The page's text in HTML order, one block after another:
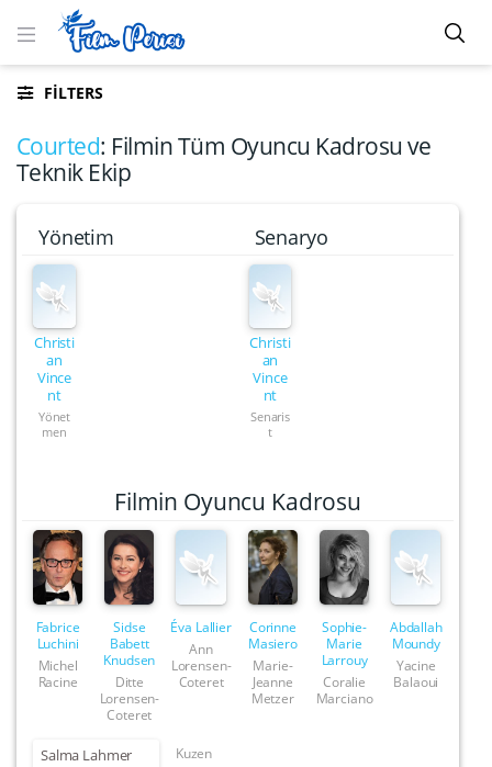
FILTERS
Courted: Filmin Tüm Oyuncu Kadrosu ve
Teknik Ekip
Yönetim
Christi
an
Vince
nt
Yönet
men
Senaryo
Christi
an
Vince
nt
Senaris
t
Filmin Oyuncu Kadrosu
Fabrice
Luchini
Michel
Racine
Sidse
Babett
Knudsen
Ditte
Lorensen-
Coteret
Éva Lallier
Ann
Lorensen-
Coteret
Corinne
Masiero
Marie-
Jeanne
Metzer
Sophie-
Marie
Larrouy
Coralie
Marciano
Abdallah
Moundy
Yacine
Balaoui
Salma Lahmer Kuzen